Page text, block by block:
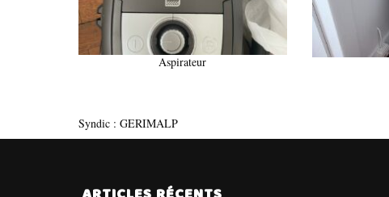
Aspirateur
Syndic : GERIMALP